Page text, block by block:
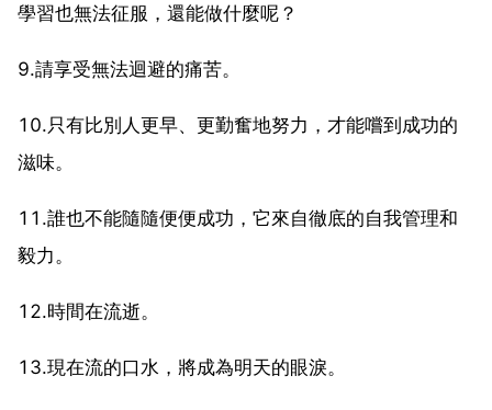
學習也無法征服，還能做什麼呢？
9.請享受無法迴避的痛苦。
10.只有比別人更早、更勤奮地努力，才能嚐到成功的
滋味。
11.誰也不能隨隨便便成功，它來自徹底的自我管理和
毅力。
12.時間在流逝。
13.現在流的口水，將成為明天的眼淚。